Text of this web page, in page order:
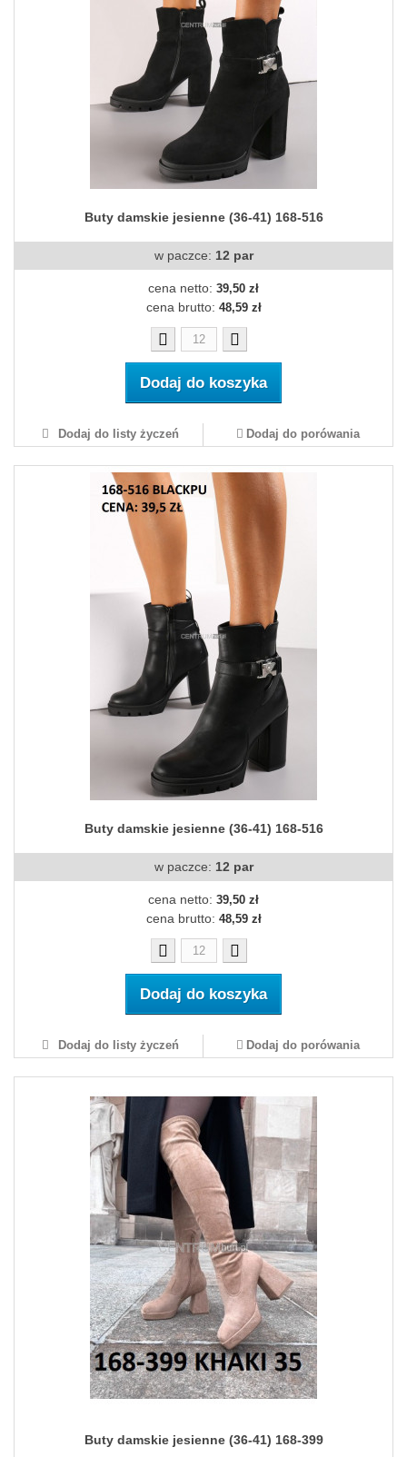
Buty damskie jesienne (36-41) 168-516
w paczce: 12 par
cena netto: 39,50 zł
cena brutto: 48,59 zł
Dodaj do koszyka
Dodaj do listy życzeń Dodaj do porówania
Buty damskie jesienne (36-41) 168-516
w paczce: 12 par
cena netto: 39,50 zł
cena brutto: 48,59 zł
Dodaj do koszyka
Dodaj do listy życzeń Dodaj do porówania
Buty damskie jesienne (36-41) 168-399